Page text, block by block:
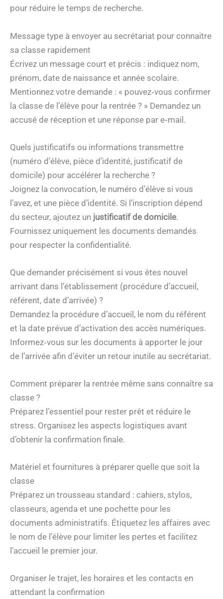
pour réduire le temps de recherche.
Message type à envoyer au secrétariat pour connaitre
sa classe rapidement
Écrivez un message court et précis : indiquez nom,
prénom, date de naissance et année scolaire.
Mentionnez votre demande : « pouvez‑vous confirmer
la classe de l’élève pour la rentrée ? » Demandez un
accusé de réception et une réponse par e‑mail.
Quels justificatifs ou informations transmettre
(numéro d’élève, pièce d’identité, justificatif de
domicile) pour accélérer la recherche ?
Joignez la convocation, le numéro d’élève si vous
l’avez, et une pièce d’identité. Si l’inscription dépend
du secteur, ajoutez un justificatif de domicile.
Fournissez uniquement les documents demandés
pour respecter la confidentialité.
Que demander précisément si vous êtes nouvel
arrivant dans l’établissement (procédure d’accueil,
référent, date d’arrivée) ?
Demandez la procédure d’accueil, le nom du référent
et la date prévue d’activation des accès numériques.
Informez‑vous sur les documents à apporter le jour
de l’arrivée afin d’éviter un retour inutile au secrétariat.
Comment préparer la rentrée même sans connaître sa
classe ?
Préparez l’essentiel pour rester prêt et réduire le
stress. Organisez les aspects logistiques avant
d’obtenir la confirmation finale.
Matériel et fournitures à préparer quelle que soit la
classe
Préparez un trousseau standard : cahiers, stylos,
classeurs, agenda et une pochette pour les
documents administratifs. Étiquetez les affaires avec
le nom de l’élève pour limiter les pertes et facilitez
l’accueil le premier jour.
Organiser le trajet, les horaires et les contacts en
attendant la confirmation